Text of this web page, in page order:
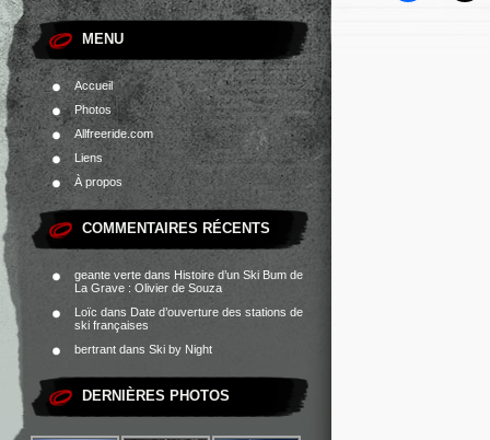
MENU
Accueil
Photos
Allfreeride.com
Liens
À propos
COMMENTAIRES RÉCENTS
geante verte dans Histoire d’un Ski Bum de
La Grave : Olivier de Souza
Loïc dans Date d’ouverture des stations de
ski françaises
bertrant dans Ski by Night
DERNIÈRES PHOTOS